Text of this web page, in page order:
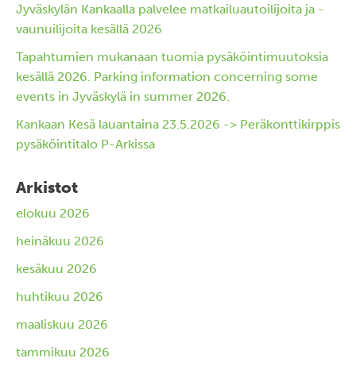
Jyväskylän Kankaalla palvelee matkailuautoilijoita ja -
vaunuilijoita kesällä 2026
Tapahtumien mukanaan tuomia pysäköintimuutoksia
kesällä 2026. Parking information concerning some
events in Jyväskylä in summer 2026.
Kankaan Kesä lauantaina 23.5.2026 -> Peräkonttikirppis
pysäköintitalo P-Arkissa
Arkistot
elokuu 2026
heinäkuu 2026
kesäkuu 2026
huhtikuu 2026
maaliskuu 2026
tammikuu 2026